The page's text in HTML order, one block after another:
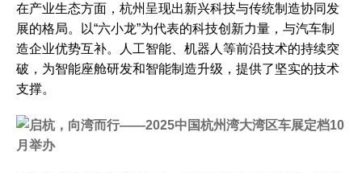
在产业生态方面，杭州呈现出新兴科技与传统制造协同发
展的格局。以“六小龙”为代表的科技创新力量，与汽车制
造企业优势互补。人工智能、机器人等前沿技术的持续突
破，为智能座舱研发和智能制造升级，提供了坚实的技术
支撑。